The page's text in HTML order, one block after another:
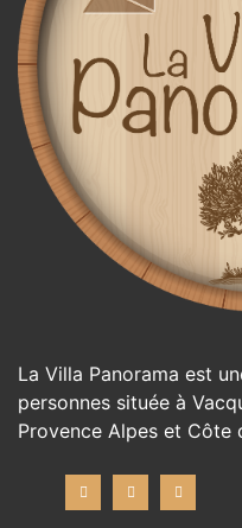
La Villa Panorama est
personnes située à
Provence Alpes et Côte